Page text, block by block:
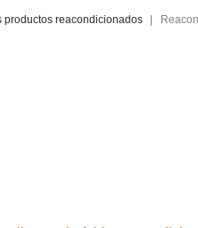
productos reacondicionados